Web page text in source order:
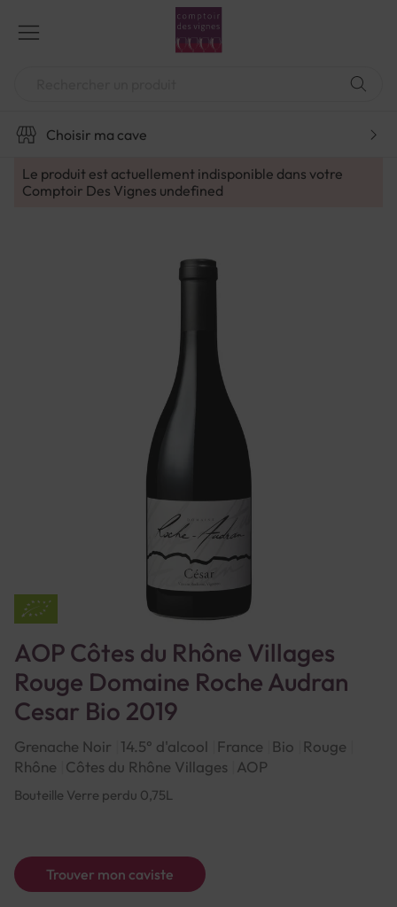
contenu
Choisir ma cave
Le produit est actuellement indisponible dans votre
Comptoir Des Vignes undefined
AOP Côtes du Rhône Villages
Rouge Domaine Roche Audran
Cesar Bio 2019
Grenache Noir 14.5° d'alcool France Bio
Rouge
Rhône Côtes du Rhône Villages AOP
Bouteille Verre perdu 0,75L
Trouver mon caviste